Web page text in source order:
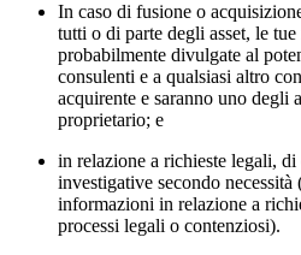
In caso di fusione o
tutti o di parte degli asset, le
probabilmente divulgate al
consulenti e a qualsiasi altro
acquirente e saranno uno degli
proprietario; e
in relazione a richieste legali,
investigative secondo
informazioni in relazione a
processi legali o contenziosi).